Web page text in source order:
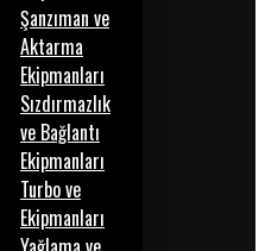
Şanzıman ve
Aktarma
Ekipmanları
Sızdırmazlık
ve Bağlantı
Ekipmanları
Turbo ve
Ekipmanları